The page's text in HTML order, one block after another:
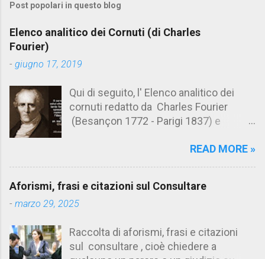
m
e
n
t
Post popolari in questo blog
Elenco analitico dei Cornuti (di Charles
Fourier)
- giugno 17, 2019
Qui di seguito, l' Elenco analitico dei
cornuti redatto da Charles Fourier
(Besançon 1772 - Parigi 1837) e
Aforismario trovi anche una raccolta di
cornuto pretenzioso: colui che ritiene
sua moglie tanto fortunata, per averlo
ammettere l'idea del tradimento. Ciò lo
rende un marito assai comodo.
READ MORE »
Aforismi, frasi e citazioni sul Consultare
- marzo 29, 2025
Raccolta di aforismi, frasi e citazioni
sul consultare , cioè chiedere a